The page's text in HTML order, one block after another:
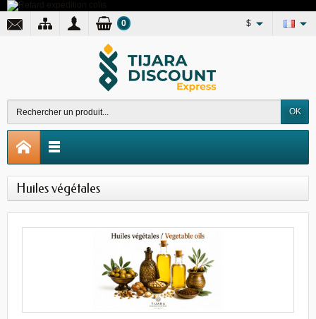
$
OK
0
Huiles végétales